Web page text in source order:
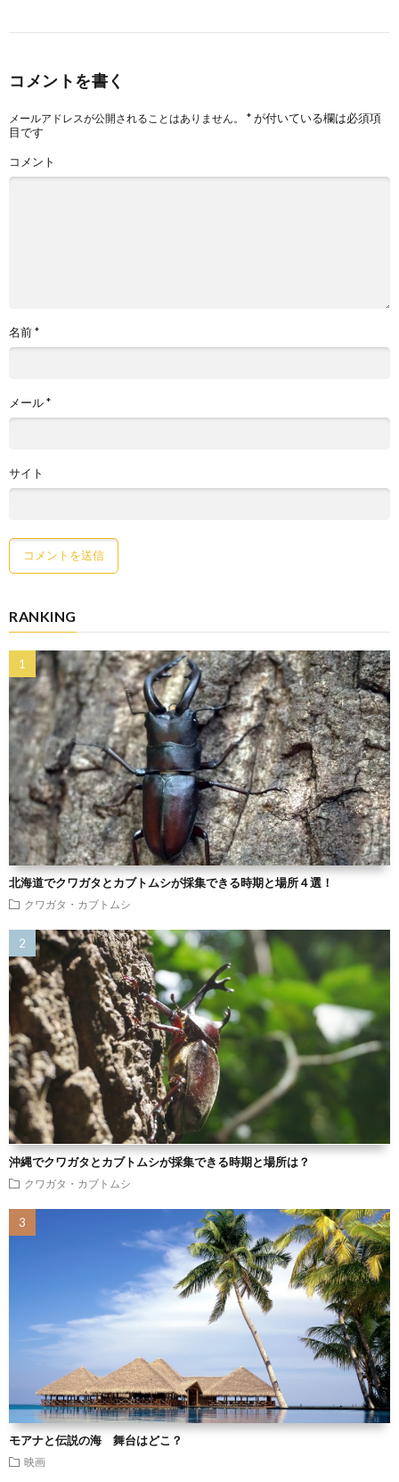
コメントを書く
メールアドレスが公開されることはありません。 *が付いている欄は必須項
目です
コメント
名前*
メール*
サイト
RANKING
北海道でクワガタとカブトムシが採集できる時期と場所４選！
クワガタ・カブトムシ
沖縄でクワガタとカブトムシが採集できる時期と場所は？
クワガタ・カブトムシ
モアナと伝説の海 舞台はどこ？
映画